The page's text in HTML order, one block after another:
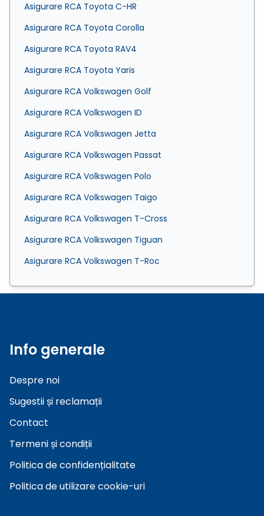
Asigurare RCA Toyota C-HR
Asigurare RCA Toyota Corolla
Asigurare RCA Toyota RAV4
Asigurare RCA Toyota Yaris
Asigurare RCA Volkswagen Golf
Asigurare RCA Volkswagen ID
Asigurare RCA Volkswagen Jetta
Asigurare RCA Volkswagen Passat
Asigurare RCA Volkswagen Polo
Asigurare RCA Volkswagen Taigo
Asigurare RCA Volkswagen T-Cross
Asigurare RCA Volkswagen Tiguan
Asigurare RCA Volkswagen T-Roc
Info generale
Despre noi
Sugestii și reclamații
Contact
Termeni și condiții
Politica de confidențialitate
Politica de utilizare cookie-uri